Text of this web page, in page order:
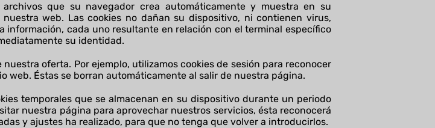
que su navegador crea automáticamente y muestra en su
web. Las cookies no dañan su dispositivo, ni contienen virus,
información, cada uno resultante en relación con el terminal específico
su identidad.
oferta. Por ejemplo, utilizamos cookies de sesión para reconocer
Éstas se borran automáticamente al salir de nuestra página.
temporales que se almacenan en su dispositivo durante un periodo
nuestra página para aprovechar nuestros servicios, ésta reconocerá
y ajustes ha realizado, para que no tenga que volver a introducirlos.